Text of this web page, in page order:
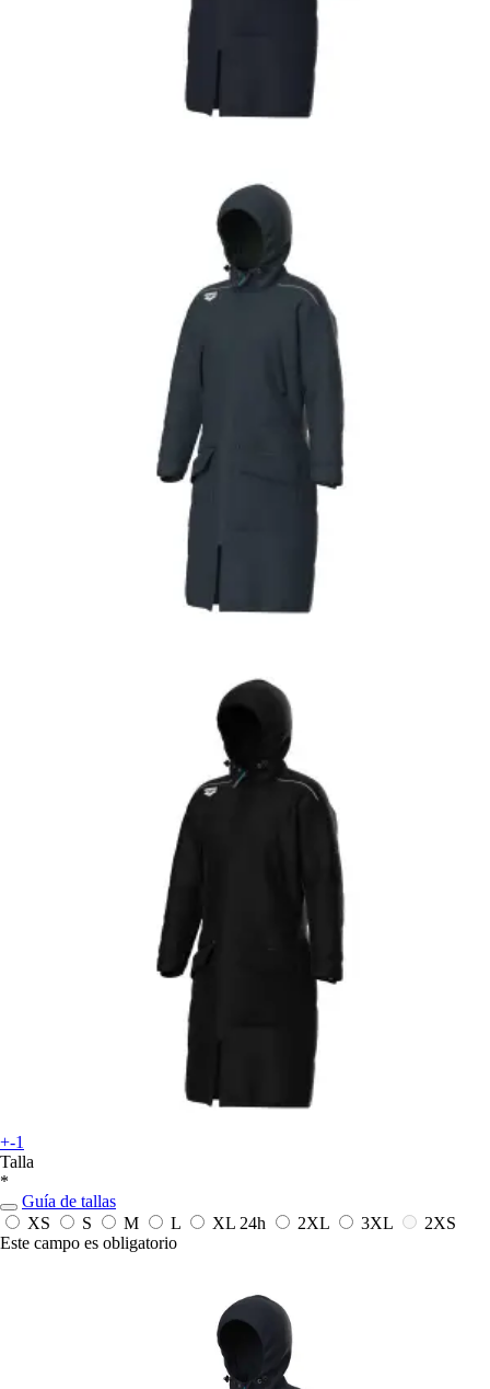
+-1
Talla
*
Guía de tallas
XS
S M L XL 24h 2XL 3XL
2XS
Este campo es obligatorio